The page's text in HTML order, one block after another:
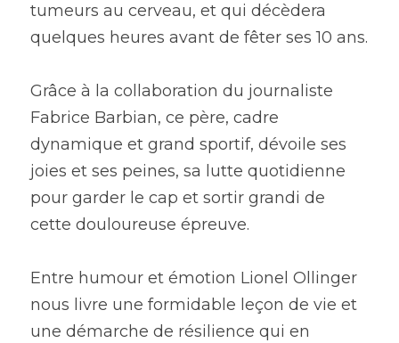
tumeurs au cerveau, et qui décèdera
quelques heures avant de fêter ses 10 ans.
Grâce à la collaboration du journaliste
Fabrice Barbian, ce père, cadre
dynamique et grand sportif, dévoile ses
joies et ses peines, sa lutte quotidienne
pour garder le cap et sortir grandi de
cette douloureuse épreuve.
Entre humour et émotion Lionel Ollinger
nous livre une formidable leçon de vie et
une démarche de résilience qui en